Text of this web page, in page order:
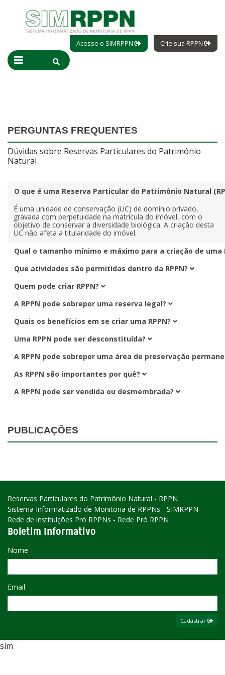
Acesse o SIMRPPN Crie sua RPPN
PERGUNTAS FREQUENTES
Dúvidas sobre Reservas Particulares do Patrimônio
Natural
O que é uma Reserva Particular do Patrimônio Natural
É uma unidade de conservação (UC) de domínio privado,
gravada com perpetuidade na matrícula do imóvel, com o
objetivo de conservar a diversidade biológica. A criação desta
UC não afeta a titularidade do imóvel.
Qual o tamanho mínimo e máximo para a criação de uma
Que atividades são permitidas dentro da RPPN?
Quem pode criar RPPN?
A RPPN pode sobrepor uma reserva legal?
Quais os benefícios em se criar uma RPPN?
Uma RPPN pode ser desconstituída?
A RPPN pode sobrepor uma área de preservação
As RPPN são importantes por quê?
A RPPN pode ser vendida ou desmembrada?
PUBLICAÇÕES
Reservas Particulares do Patrimônio Natural - RPPN
Sistema Informatizado de Monitoria de RPPNs - SIMRPPN
Rede de instituições Pró RPPNs - Rede Pró RPPN
Boletim Informativo
Nome
Email
Cadastrar
sim